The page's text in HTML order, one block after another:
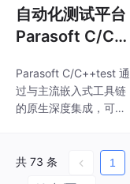
时又影响迭代节奏；Par
asoft C/C++test 的运
行时错误检测功能能在
程序执行过程中实时捕
获这些问题，直接把出
错位置、调用栈和数据
状态送到 IDE
自动化测试平台
Parasoft C/C+
硬件在环测试
Parasoft C/C++test 通
过与主流嵌入式工具链
的原生深度集成，可直
测试结果真实可靠，完
全满足功能安全标准对
共 73 条 1